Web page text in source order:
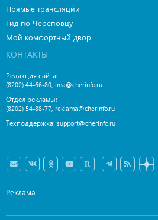
Прямые трансляции
Гид по Череповцу
Мой комфортный двор
КОНТАКТЫ
Редакция сайта:
(8202) 44-66-80 ima@cherinfo.ru
Отдел рекламы:
(8202) 54-88-77 reklama@cherinfo.ru
Техподдержка: support@cherinfo.ru
Реклама